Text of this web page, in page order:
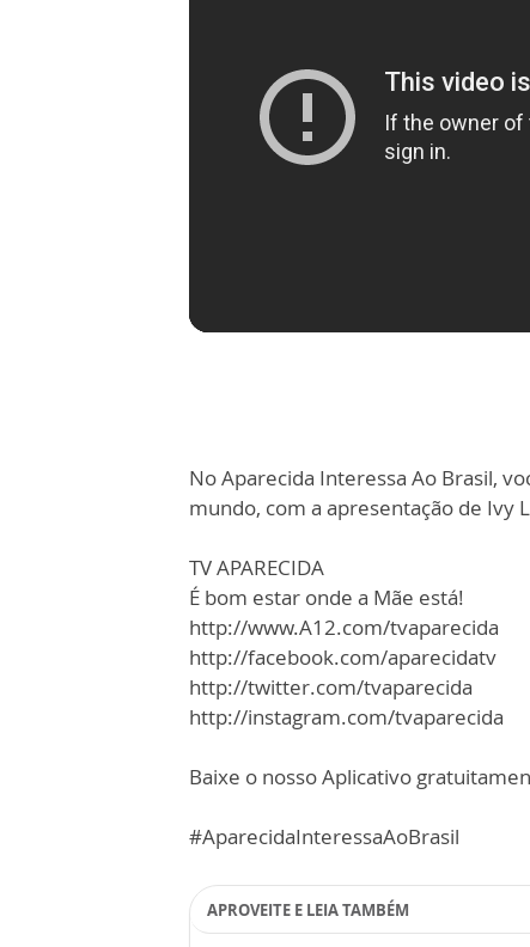
No Aparecida Interessa Ao Brasil,
mundo, com a apresentação de Ivy
TV APARECIDA
É bom estar onde a Mãe está!
http://www.A12.com/tvaparecida
http://facebook.com/aparecidatv
http://twitter.com/tvaparecida
http://instagram.com/tvaparecida
Baixe o nosso Aplicativo
#AparecidaInteressaAoBrasil
APROVEITE E LEIA TAMBÉM